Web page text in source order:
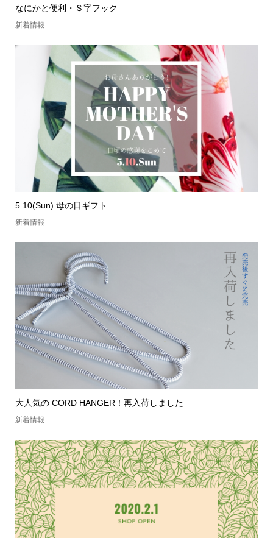
なにかと便利・Ｓ字フック
新着情報
5.10(Sun) 母の日ギフト
新着情報
大人気の CORD HANGER！再入荷しました
新着情報